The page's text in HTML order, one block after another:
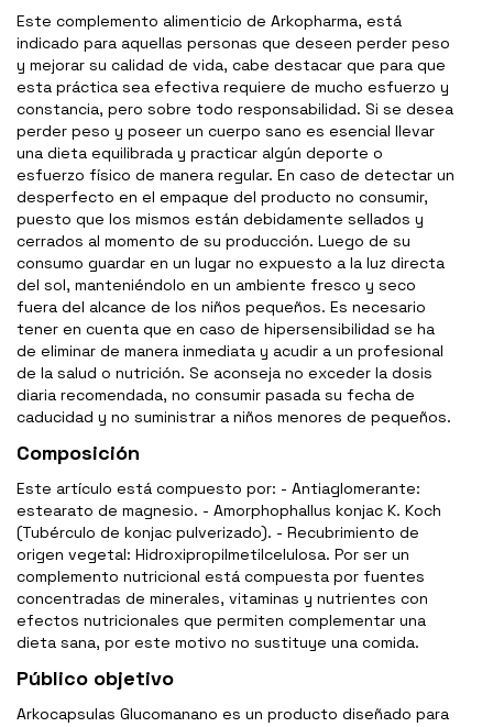
Este complemento alimenticio de Arkopharma, está
indicado para aquellas personas que deseen perder peso
y mejorar su calidad de vida, cabe destacar que para que
esta práctica sea efectiva requiere de mucho esfuerzo y
constancia, pero sobre todo responsabilidad. Si se desea
perder peso y poseer un cuerpo sano es esencial llevar
una dieta equilibrada y practicar algún deporte o
esfuerzo físico de manera regular. En caso de detectar un
desperfecto en el empaque del producto no consumir,
puesto que los mismos están debidamente sellados y
cerrados al momento de su producción. Luego de su
consumo guardar en un lugar no expuesto a la luz directa
del sol, manteniéndolo en un ambiente fresco y seco
fuera del alcance de los niños pequeños. Es necesario
tener en cuenta que en caso de hipersensibilidad se ha
de eliminar de manera inmediata y acudir a un profesional
de la salud o nutrición. Se aconseja no exceder la dosis
diaria recomendada, no consumir pasada su fecha de
caducidad y no suministrar a niños menores de pequeños.
Composición
Este artículo está compuesto por: - Antiaglomerante:
estearato de magnesio. - Amorphophallus konjac K. Koch
(Tubérculo de konjac pulverizado). - Recubrimiento de
origen vegetal: Hidroxipropilmetilcelulosa. Por ser un
complemento nutricional está compuesta por fuentes
concentradas de minerales, vitaminas y nutrientes con
efectos nutricionales que permiten complementar una
dieta sana, por este motivo no sustituye una comida.
Público objetivo
Arkocapsulas Glucomanano es un producto diseñado para